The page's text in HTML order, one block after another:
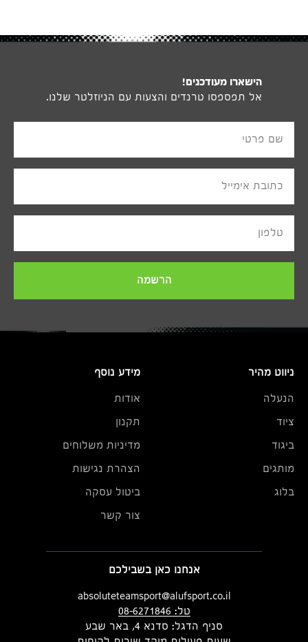
הישארו מעודכנים!
אל תפספסו טרנדים והצעות עם הניוזלטר שלנו.
שם פרטי
כתובת אימייל
טלפון
הרשמה
ניווט מהיר
הנעלה
ציוד
ביגוד
מותגים
בלוג
מידע נוסף
אודות
תקנון
מדיניות משלוחים
הצהרת נגישות
ביטול עסקה
צור קשר
אנחנו כאן בשבילכם
absoluteteamsport@alufsport.co.il
טל: 08-6271846
סניף הדגל: סדנא 4, באר שבע